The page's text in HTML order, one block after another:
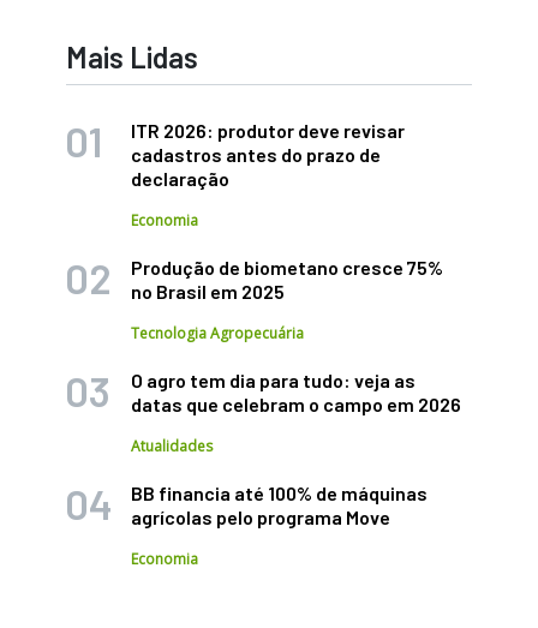
Mais Lidas
ITR 2026: produtor deve revisar
cadastros antes do prazo de
declaração
Economia
Produção de biometano cresce 75%
no Brasil em 2025
Tecnologia Agropecuária
O agro tem dia para tudo: veja as
datas que celebram o campo em 2026
Atualidades
BB financia até 100% de máquinas
agrícolas pelo programa Move
Economia